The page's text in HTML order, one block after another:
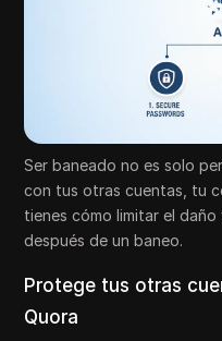
Ser baneado no es solo
con tus otras cuentas, tu
tienes cómo limitar el
después de un baneo.
Protege tus otras
Quora